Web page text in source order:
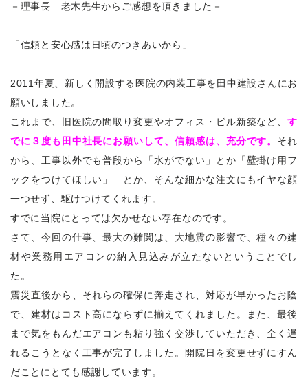
－理事長 老木先生からご感想を頂きました－
「信頼と安心感は日頃のつきあいから」
2011年夏、新しく開設する医院の内装工事を田中建設さんにお
願いしました。
これまで、旧医院の間取り変更やオフィス・ビル新築など、す
でに３度も田中社長にお願いして、信頼感は、充分です。 それ
から、工事以外でも普段から「水がでない」とか「壁掛け用フ
ックをつけてほしい」 とか、そんな細かな注文にもイヤな顔
一つせず、駆けつけてくれます。
すでに当院にとっては欠かせない存在なのです。
さて、今回の仕事、最大の難関は、大地震の影響で、種々の建
材や業務用エアコンの納入見込みが立たないということでし
た。
震災直後から、それらの確保に奔走され、対応が早かったお陰
で、建材はコスト高にならずに揃えてくれました。また、最後
まで気をもんだエアコンも粘り強く交渉していただき、全く遅
れるこうとなく工事が完了しました。開院日を変更せずにすん
だことにとても感謝しています。